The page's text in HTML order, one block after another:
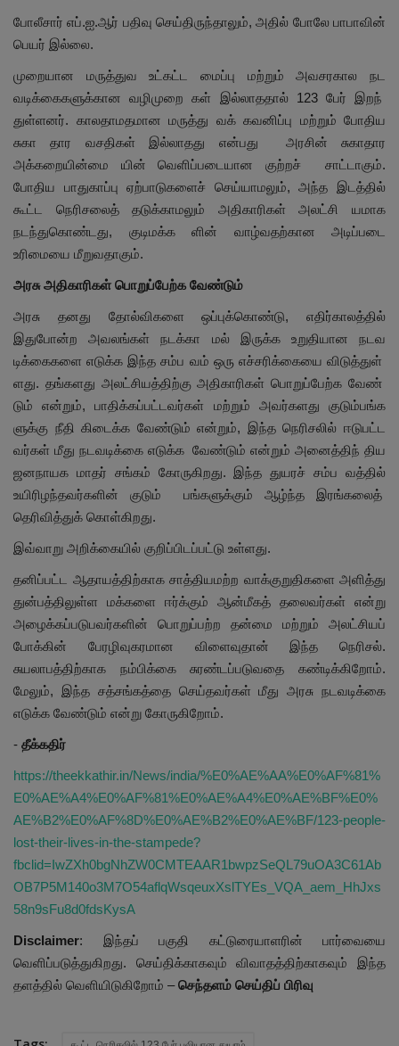
போலீசார் எப்.ஐ.ஆர் பதிவு செய்திருந்தாலும், அதில் போலே பாபாவின்
பெயர் இல்லை.
முறையான மருத்துவ உட்கட்ட மைப்பு மற்றும் அவசரகால நட
வடிக்கைகளுக்கான வழிமுறை கள் இல்லாததால் 123 பேர் இறந்
துள்ளனர். காலதாமதமான மருத்து வக் கவனிப்பு மற்றும் போதிய
சுகா தார வசதிகள் இல்லாதது என்பது அரசின் சுகாதார
அக்கறையின்மை யின் வெளிப்படையான குற்றச் சாட்டாகும்.
போதிய பாதுகாப்பு ஏற்பாடுகளைச் செய்யாமலும், அந்த இடத்தில்
கூட்ட நெரிசலைத் தடுக்காமலும் அதிகாரிகள் அலட்சி யமாக
நடந்துகொண்டது, குடிமக்க ளின் வாழ்வதற்கான அடிப்படை
உரிமையை மீறுவதாகும்.
அரசு அதிகாரிகள் பொறுப்பேற்க வேண்டும்
அரசு தனது தோல்விகளை ஒப்புக்கொண்டு, எதிர்காலத்தில்
இதுபோன்ற அவலங்கள் நடக்கா மல் இருக்க உறுதியான நடவ
டிக்கைகளை எடுக்க இந்த சம்ப வம் ஒரு எச்சரிக்கையை விடுத்துள்
ளது. தங்களது அலட்சியத்திற்கு அதிகாரிகள் பொறுப்பேற்க வேண்
டும் என்றும், பாதிக்கப்பட்டவர்கள் மற்றும் அவர்களது குடும்பங்க
ளுக்கு நீதி கிடைக்க வேண்டும் என்றும், இந்த நெரிசலில் ஈடுபட்ட
வர்கள் மீது நடவடிக்கை எடுக்க வேண்டும் என்றும் அனைத்திந் திய
ஜனநாயக மாதர் சங்கம் கோருகிறது. இந்த துயரச் சம்ப வத்தில்
உயிரிழந்தவர்களின் குடும் பங்களுக்கும் ஆழ்ந்த இரங்கலைத்
தெரிவித்துக் கொள்கிறது.
இவ்வாறு அறிக்கையில் குறிப்பிடப்பட்டு உள்ளது.
தனிப்பட்ட ஆதாயத்திற்காக சாத்தியமற்ற வாக்குறுதிகளை அளித்து
துன்பத்திலுள்ள மக்களை ஈர்க்கும் ஆன்மீகத் தலைவர்கள் என்று
அழைக்கப்படுபவர்களின் பொறுப்பற்ற தன்மை மற்றும் அலட்சியப்
போக்கின் பேரழிவுகரமான விளைவுதான் இந்த நெரிசல்.
சுயலாபத்திற்காக நம்பிக்கை சுரண்டப்படுவதை கண்டிக்கிறோம்.
மேலும், இந்த சத்சங்கத்தை செய்தவர்கள் மீது அரசு நடவடிக்கை
எடுக்க வேண்டும் என்று கோருகிறோம்.
- தீக்கதிர்
https://theekkathir.in/News/india/%E0%AE%AA%E0%AF%81%
E0%AE%A4%E0%AF%81%E0%AE%A4%E0%AE%BF%E0%
AE%B2%E0%AF%8D%E0%AE%B2%E0%AE%BF/123-people-
lost-their-lives-in-the-stampede?
fbclid=IwZXh0bgNhZW0CMTEAAR1bwpzSeQL79uOA3C61Ab
OB7P5M140o3M7O54aflqWsqeuxXslTYEs_VQA_aem_HhJxs
58n9sFu8d0fdsKysA
Disclaimer: இந்தப் பகுதி கட்டுரையாளரின் பார்வையை
வெளிப்படுத்துகிறது. செய்திக்காகவும் விவாதத்திற்காகவும் இந்த
தளத்தில் வெளியிடுகிறோம் –செந்தளம் செய்திப் பிரிவு